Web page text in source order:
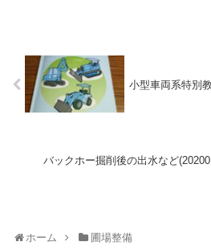
小型車両系特別
バックホー掘削後の出水など
ホーム 圃場整備